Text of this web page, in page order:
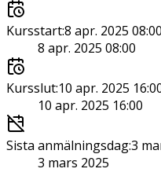
Kursstart:8 apr. 2025 08:00
8 apr. 2025 08:00
Kursslut:10 apr. 2025
10 apr. 2025 16:00
Sista anmälningsdag:3
3 mars 2025